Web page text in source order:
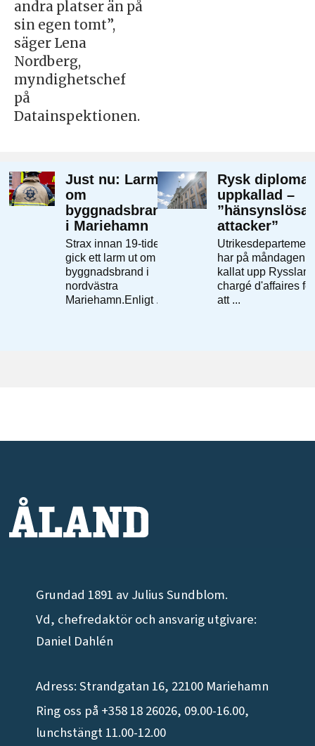
andra platser än på
sin egen tomt”,
säger Lena
Nordberg,
myndighetschef
på
Datainspektionen.
Grundad 1891 av Julius Sundblom.
Vd, chefredaktör och ansvarig utgivare:
Daniel Dahlén
Adress: Strandgatan 16, 22100 Mariehamn
Ring oss på +358 18 26026, 09.00-16.00,
lunchstängt 11.00-12.00